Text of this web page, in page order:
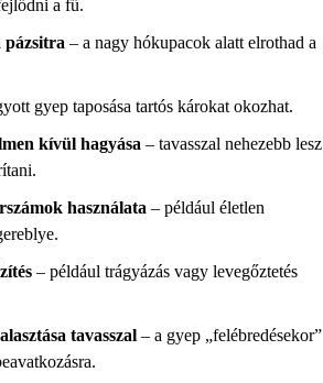
a fű.
pázsitra – a nagy hókupacok alatt elrothad a
gyep taposása tartós károkat okozhat.
kívül hagyása – tavasszal nehezebb lesz
használata – például életlen
– például trágyázás vagy levegőztetés
tavasszal – a gyep „felébredésekor”